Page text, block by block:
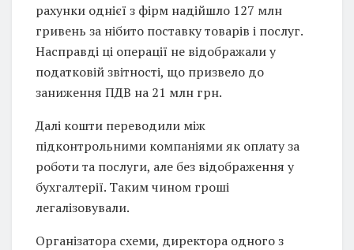
рахунки однієї з фірм надійшло 127 млн
гривень за нібито поставку товарів і послуг.
Насправді ці операції не відображали у
податковій звітності, що призвело до
заниження ПДВ на 21 млн грн.
Далі кошти переводили між
підконтрольними компаніями як оплату за
роботи та послуги, але без відображення у
бухгалтерії. Таким чином гроші
легалізовували.
Організатора схеми, директора одного з